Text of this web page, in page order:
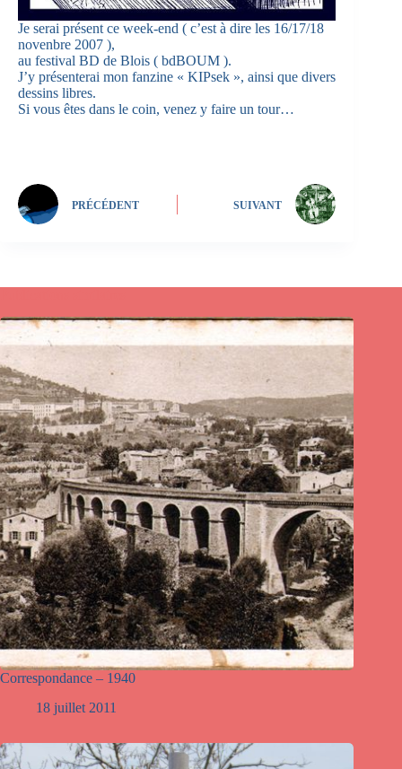
Je serai présent ce week-end ( c’est à dire les 16/17/18
novenbre 2007 ),
au festival BD de Blois ( bdBOUM ).
J’y présenterai mon fanzine « KIPsek », ainsi que divers
dessins libres.
Si vous êtes dans le coin, venez y faire un tour…
PRÉCÉDENT SUIVANT
Correspondance – 1940
18 juillet 2011